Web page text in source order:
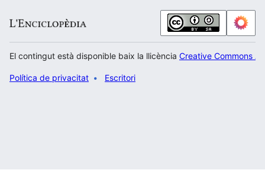
El contingut està disponible baix la llicència Creative Commons
Política de privacitat Escritori